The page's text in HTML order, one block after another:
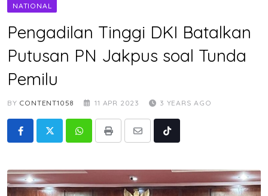
NATIONAL
Pengadilan Tinggi DKI Batalkan
Putusan PN Jakpus soal Tunda
Pemilu
BY CONTENT1058 11 APR 2023 3 YEARS AGO
WhatsappPrint
Share
Tiktok